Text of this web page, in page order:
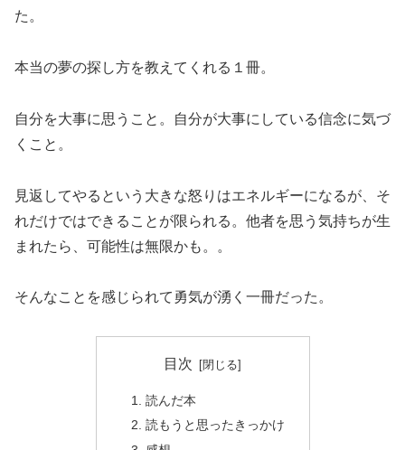
た。
本当の夢の探し方を教えてくれる１冊。
自分を大事に思うこと。自分が大事にしている信念に気づ
くこと。
見返してやるという大きな怒りはエネルギーになるが、そ
れだけではできることが限られる。他者を思う気持ちが生
まれたら、可能性は無限かも。。
そんなことを感じられて勇気が湧く一冊だった。
目次
読んだ本
読もうと思ったきっかけ